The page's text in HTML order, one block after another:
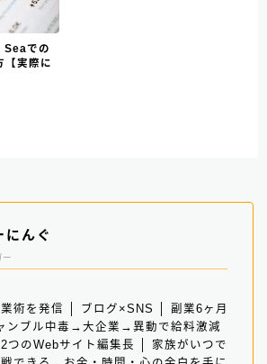
Seaでの
【実際に
にんぐ
ー
術を発信 │ ブログ×SNS │ 副業6ヶ月
ンブル中毒→大企業→異動で給料激減
のWebサイト編集長 │ 家族がいつで